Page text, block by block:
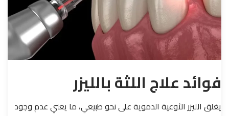
فوائد علاج اللثة بالليزر
يغلق الليزر الأوعية الدموية على نحو طبيعي، ما يعني عدم وجود